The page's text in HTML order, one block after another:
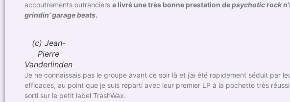
accoutrements outranciers a livré une très bonne prestation depsychotic rock
grindin’ garage beats.
(c) Jean-
Pierre
Vanderlinden
Je ne connaissais pas le groupe avant ce soir là et j’ai été rapidement séduit par
efficaces, au point que je suis reparti avec leur premier LP à la pochette très
sorti sur le petit label TrashWax.